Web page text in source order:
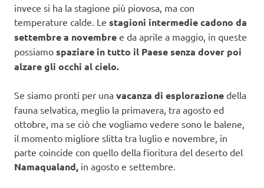
invece si ha la stagione più piovosa, ma con
temperature calde. Le stagioni intermedie cadono da
settembre a novembre e da aprile a maggio, in queste
possiamo spaziare in tutto il Paese senza dover poi
alzare gli occhi al cielo.
Se siamo pronti per una vacanza di esplorazione della
fauna selvatica, meglio la primavera, tra agosto ed
ottobre, ma se ciò che vogliamo vedere sono le balene,
il momento migliore slitta tra luglio e novembre, in
parte coincide con quello della fioritura del deserto del
Namaqualand, in agosto e settembre.